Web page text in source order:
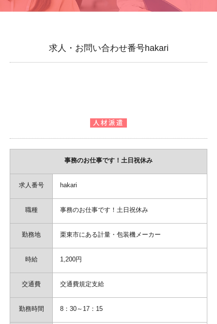
求人・お問い合わせ番号hakari
事務のお仕事です！土日祝休み
求人番号 hakari
職種 事務のお仕事です！土日祝休み
勤務地 栗東市にある計量・包装機メーカー
時給 1,200円
交通費 交通費規定支給
勤務時間 8：30～17：15